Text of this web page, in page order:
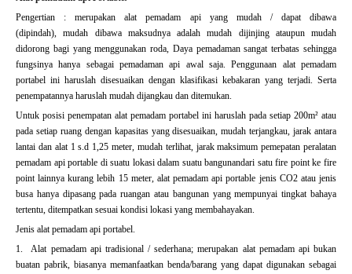
Pengertian : merupakan alat pemadam api yang mudah / dapat dibawa
(dipindah), mudah dibawa maksudnya adalah mudah dijinjing ataupun mudah
didorong bagi yang menggunakan roda, Daya pemadaman sangat terbatas sehingga
fungsinya hanya sebagai pemadaman api awal saja. Penggunaan alat pemadam
portabel ini haruslah disesuaikan dengan klasifikasi kebakaran yang terjadi. Serta
penempatannya haruslah mudah dijangkau dan ditemukan.
Untuk posisi penempatan alat pemadam portabel ini haruslah pada setiap 200m² atau
pada setiap ruang dengan kapasitas yang disesuaikan, mudah terjangkau, jarak antara
lantai dan alat 1 s.d 1,25 meter, mudah terlihat, jarak maksimum pemepatan peralatan
pemadam api portable di suatu lokasi dalam suatu bangunandari satu fire point ke fire
point lainnya kurang lebih 15 meter, alat pemadam api portable jenis CO2 atau jenis
busa hanya dipasang pada ruangan atau bangunan yang mempunyai tingkat bahaya
tertentu, ditempatkan sesuai kondisi lokasi yang membahayakan.
Jenis alat pemadam api portabel.
1. Alat pemadam api tradisional / sederhana; merupakan alat pemadam api bukan
buatan pabrik, biasanya memanfaatkan benda/barang yang dapat digunakan sebagai